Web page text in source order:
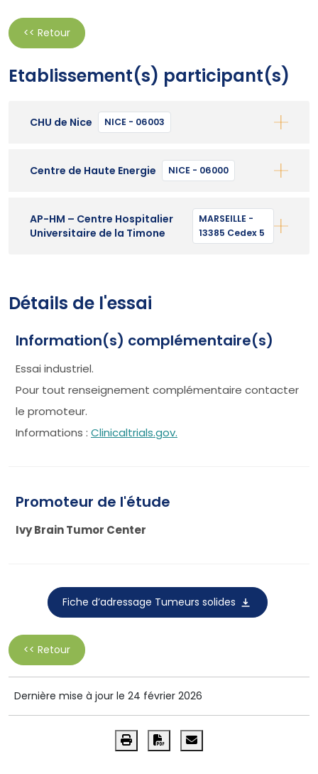
<< Retour
Etablissement(s) participant(s)
CHU de Nice NICE - 06003
Centre de Haute Energie NICE - 06000
AP-HM – Centre Hospitalier
Universitaire de la Timone
MARSEILLE -
13385 Cedex 5
Détails de l'essai
Information(s) complémentaire(s)
Essai industriel.
Pour tout renseignement complémentaire contacter
le promoteur.
Informations : Clinicaltrials.gov.
Promoteur de l'étude
Ivy Brain Tumor Center
Fiche d’adressage Tumeurs solides
<< Retour
Dernière mise à jour le 24 février 2026